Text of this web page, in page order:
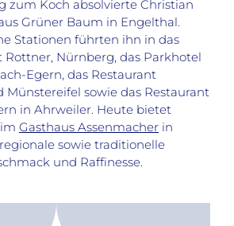
zum Koch absolvierte Christian
Grüner Baum in Engelthal.
Stationen führten ihn in das
Rottner, Nürnberg, das Parkhotel
Egern, das Restaurant
Münstereifel sowie das Restaurant
in Ahrweiler. Heute bietet
Gasthaus Assenmacher in
sowie traditionelle
und Raffinesse.